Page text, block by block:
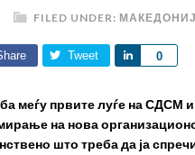
FILED UNDER:
Tweet 0
Share
меѓу првите луѓе на СДСМ
на нова
што треба да ја